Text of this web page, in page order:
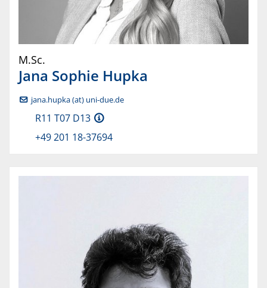
M.Sc.
Jana Sophie Hupka
jana.hupka (at) uni-due.de
R11 T07 D13
+49 201 18-37694